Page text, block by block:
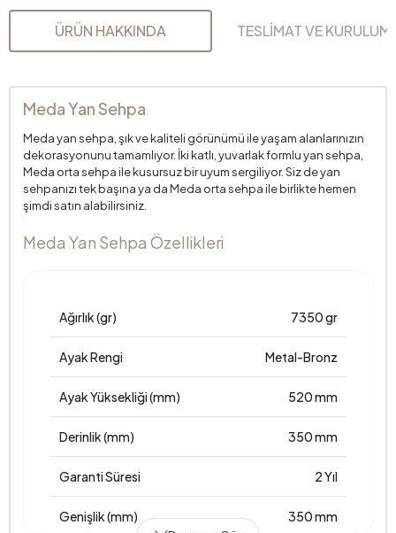
ÜRÜN HAKKINDA TESLİMAT VE KURULUM
Meda Yan Sehpa
Meda yan sehpa, şık ve kaliteli görünümü ile yaşam alanlarınızın
dekorasyonunu tamamlıyor. İki katlı, yuvarlak formlu yan sehpa,
Meda orta sehpa ile kusursuz bir uyum sergiliyor. Siz de yan
sehpanızı tek başına ya da Meda orta sehpa ile birlikte hemen
şimdi satın alabilirsiniz.
Meda Yan Sehpa Özellikleri
Ağırlık (gr) 7350 gr
Ayak Rengi Metal-Bronz
Ayak Yüksekliği (mm) 520 mm
Derinlik (mm) 350 mm
Garanti Süresi 2 Yıl
Genişlik (mm) 350 mm